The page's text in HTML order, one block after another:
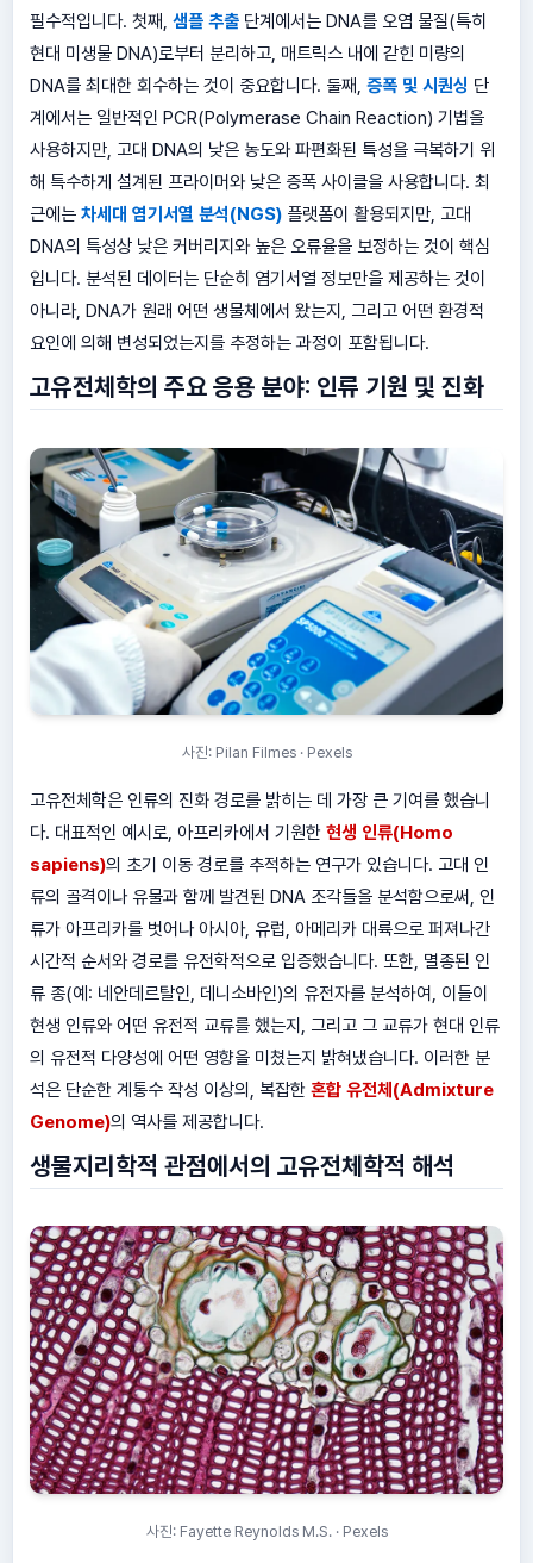
필수적입니다. 첫째, 샘플 추출단계에서는 DNA를 오염 물질(특히
현대 미생물 DNA)로부터 분리하고, 매트릭스 내에 갇힌 미량의
DNA를 최대한 회수하는 것이 중요합니다. 둘째, 증폭 및 시퀀싱 단
계에서는 일반적인 PCR(Polymerase Chain Reaction) 기법을
사용하지만, 고대 DNA의 낮은 농도와 파편화된 특성을 극복하기 위
해 특수하게 설계된 프라이머와 낮은 증폭 사이클을 사용합니다. 최
근에는 차세대 염기서열 분석(NGS)플랫폼이 활용되지만, 고대
DNA의 특성상 낮은 커버리지와 높은 오류율을 보정하는 것이 핵심
입니다. 분석된 데이터는 단순히 염기서열 정보만을 제공하는 것이
아니라, DNA가 원래 어떤 생물체에서 왔는지, 그리고 어떤 환경적
요인에 의해 변성되었는지를 추정하는 과정이 포함됩니다.
고유전체학의 주요 응용 분야: 인류 기원 및 진화
사진: Pilan Filmes · Pexels
고유전체학은 인류의 진화 경로를 밝히는 데 가장 큰 기여를 했습니
다. 대표적인 예시로, 아프리카에서 기원한 현생 인류(Homo
sapiens)의 초기 이동 경로를 추적하는 연구가 있습니다. 고대 인
류의 골격이나 유물과 함께 발견된 DNA 조각들을 분석함으로써, 인
류가 아프리카를 벗어나 아시아, 유럽, 아메리카 대륙으로 퍼져나간
시간적 순서와 경로를 유전학적으로 입증했습니다. 또한, 멸종된 인
류 종(예: 네안데르탈인, 데니소바인)의 유전자를 분석하여, 이들이
현생 인류와 어떤 유전적 교류를 했는지, 그리고 그 교류가 현대 인류
의 유전적 다양성에 어떤 영향을 미쳤는지 밝혀냈습니다. 이러한 분
석은 단순한 계통수 작성 이상의, 복잡한 혼합 유전체(Admixture
Genome)의 역사를 제공합니다.
생물지리학적 관점에서의 고유전체학적 해석
사진: Fayette Reynolds M.S. · Pexels